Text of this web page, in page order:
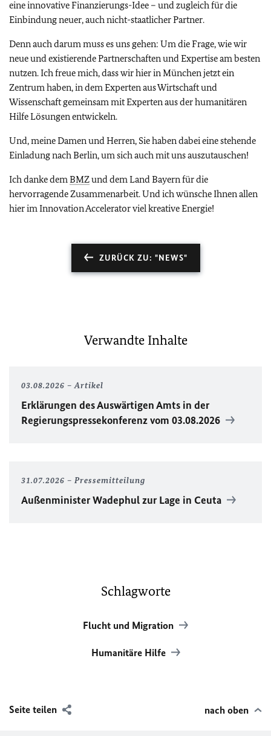
eine innovative Finanzierungs-Idee – und zugleich für die
Einbindung neuer, auch nicht-staatlicher Partner.
Denn auch darum muss es uns gehen: Um die Frage, wie wir
neue und existierende Partnerschaften und Expertise am besten
nutzen. Ich freue mich, dass wir hier in München jetzt ein
Zentrum haben, in dem Experten aus Wirtschaft und
Wissenschaft gemeinsam mit Experten aus der humanitären
Hilfe Lösungen entwickeln.
Und, meine Damen und Herren, Sie haben dabei eine stehende
Einladung nach Berlin, um sich auch mit uns auszutauschen!
Ich danke demBMZund dem Land Bayern für die
hervorragende Zusammenarbeit. Und ich wünsche Ihnen allen
hier im Innovation Accelerator viel kreative Energie!
ZURÜCK ZU: "NEWS"
Verwandte Inhalte
03.08.2026 Artikel
Erklärungen des Auswärtigen Amts in der
Regierungspressekonferenz vom 03.08.2026
31.07.2026 Pressemitteilung
Außenminister Wadephul zur Lage in Ceuta
Schlagworte
Flucht und Migration
Humanitäre Hilfe
Seite teilen nach oben